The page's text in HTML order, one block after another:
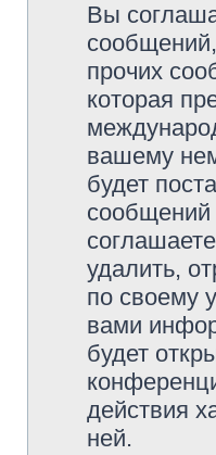
Вы
прочих
которая
вашему
будет
сообщений
удалить,
по своему
вами
будет
действия
ней.